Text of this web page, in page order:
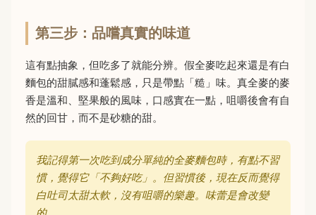
第三步：品嚐真實的味道
這有點抽象，但吃多了就能分辨。假全麥吃起來還是有白
麵包的甜膩感和蓬鬆感，只是帶點「糙」味。真全麥的麥
香是溫和、堅果般的風味，口感實在一點，咀嚼後會有自
然的回甘，而不是砂糖的甜。
我記得第一次吃到成分單純的全麥麵包時，有點不習
慣，覺得它「不夠好吃」。但習慣後，現在反而覺得
白吐司太甜太軟，沒有咀嚼的樂趣。味蕾是會改變
的。